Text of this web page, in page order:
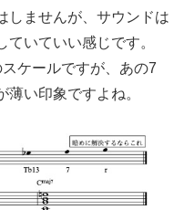
しませんが、サウンドは
ていていい感じです。
ケールですが、あの7
い印象ですよね。